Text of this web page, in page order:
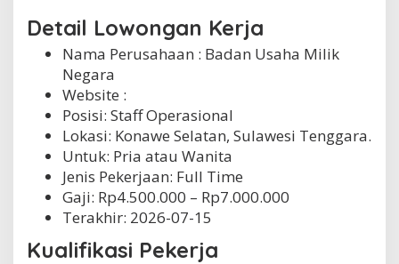
Detail Lowongan Kerja
Nama Perusahaan : Badan Usaha Milik
Negara
Website :
Posisi: Staff Operasional
Lokasi: Konawe Selatan, Sulawesi Tenggara.
Untuk: Pria atau Wanita
Jenis Pekerjaan: Full Time
Gaji: Rp4.500.000 – Rp7.000.000
Terakhir: 2026-07-15
Kualifikasi Pekerja